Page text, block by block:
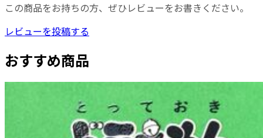
この商品をお持ちの方、ぜひレビューをお書きください。
レビューを投稿する
おすすめ商品